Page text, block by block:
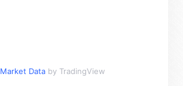
Market Data by TradingView